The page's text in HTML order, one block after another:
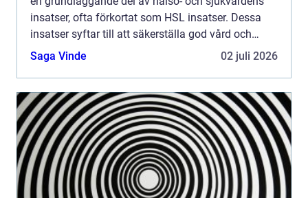
insatser, ofta förkortat som HSL insatser. Dessa
insatser syftar till att säkerställa god vård och
om...
Saga Vinde 02 juli 2026